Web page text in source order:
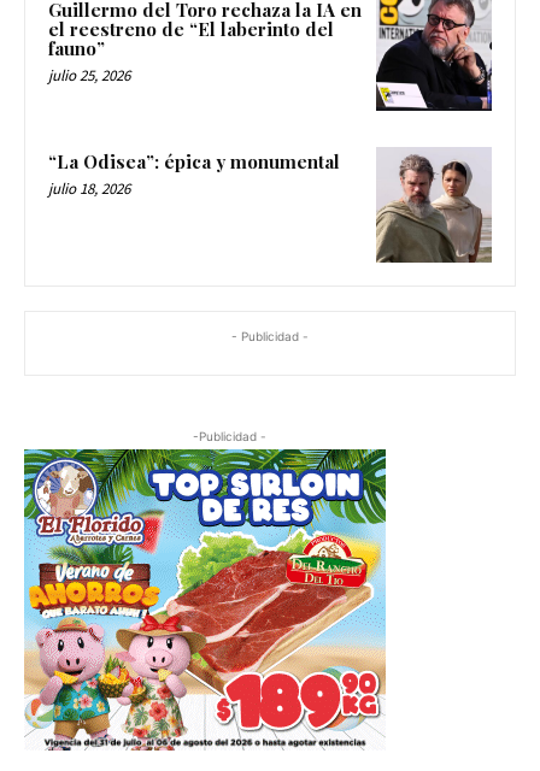
Guillermo del Toro rechaza la IA en
el reestreno de “El laberinto del
fauno”
julio 25, 2026
“La Odisea”: épica y monumental
julio 18, 2026
- Publicidad -
-Publicidad -